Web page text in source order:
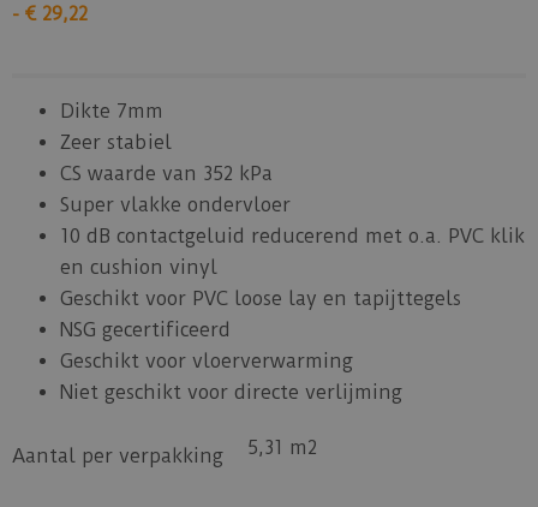
- € 29,22
Dikte 7mm
Zeer stabiel
CS waarde van 352 kPa
Super vlakke ondervloer
10 dB contactgeluid reducerend met o.a. PVC klik
en cushion vinyl
Geschikt voor PVC loose lay en tapijttegels
NSG gecertificeerd
Geschikt voor vloerverwarming
Niet geschikt voor directe verlijming
Aantal per verpakking 5,31 m2